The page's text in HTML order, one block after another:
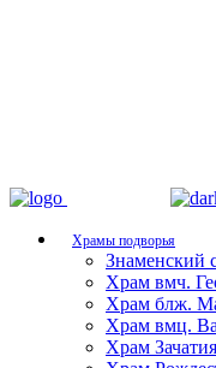
Храмы подворья
Знаменский
Храм вмч.
Храм блж.
Храм вмц.
Храм